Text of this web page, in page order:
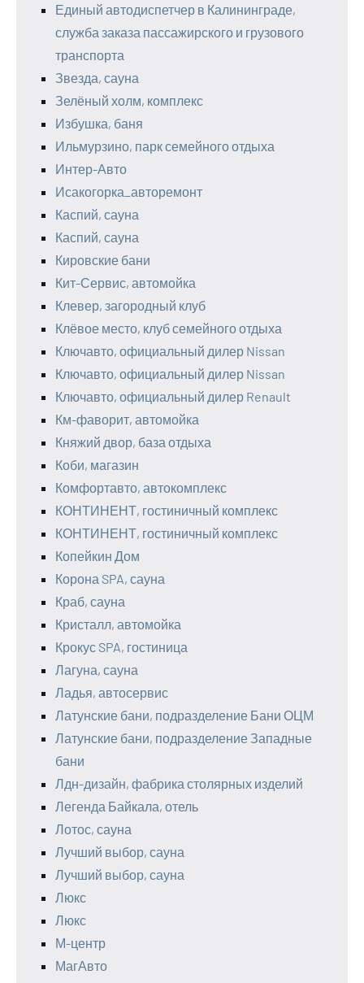
Единый автодиспетчер в Калининграде,
служба заказа пассажирского и грузового
транспорта
Звезда, сауна
Зелёный холм, комплекс
Избушка, баня
Ильмурзино, парк семейного отдыха
Интер-Авто
Исакогорка_авторемонт
Каспий, сауна
Каспий, сауна
Кировские бани
Кит-Сервис, автомойка
Клевер, загородный клуб
Клёвое место, клуб семейного отдыха
Ключавто, официальный дилер Nissan
Ключавто, официальный дилер Nissan
Ключавто, официальный дилер Renault
Км-фаворит, автомойка
Княжий двор, база отдыха
Коби, магазин
Комфортавто, автокомплекс
КОНТИНЕНТ, гостиничный комплекс
КОНТИНЕНТ, гостиничный комплекс
Копейкин Дом
Корона SPA, сауна
Краб, сауна
Кристалл, автомойка
Крокус SPA, гостиница
Лагуна, сауна
Ладья, автосервис
Латунские бани, подразделение Бани ОЦМ
Латунские бани, подразделение Западные
бани
Лдн-дизайн, фабрика столярных изделий
Легенда Байкала, отель
Лотос, сауна
Лучший выбор, сауна
Лучший выбор, сауна
Люкс
Люкс
М-центр
МагАвто